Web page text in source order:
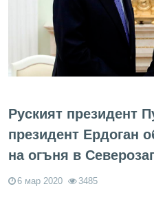
Руският президент
президент Ердоган
на огъня в
6 мар 2020 3485